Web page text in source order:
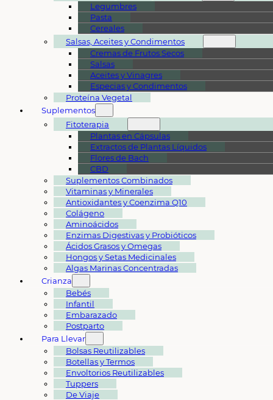
Legumbres
Pasta
Cereales
Salsas, Aceites y Condimentos
Cremas de Frutos Secos
Salsas
Aceites y Vinagres
Especias y Condimentos
Proteína Vegetal
Suplementos
Fitoterapia
Plantas en Cápsulas
Extractos de Plantas Líquidos
Flores de Bach
CBD
Suplementos Combinados
Vitaminas y Minerales
Antioxidantes y Coenzima Q10
Colágeno
Aminoácidos
Enzimas Digestivas y Probióticos
Ácidos Grasos y Omegas
Hongos y Setas Medicinales
Algas Marinas Concentradas
Crianza
Bebés
Infantil
Embarazado
Postparto
Para Llevar
Bolsas Reutilizables
Botellas y Termos
Envoltorios Reutilizables
Tuppers
De Viaje